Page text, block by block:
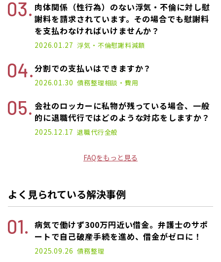
肉体関係（性行為）のない浮気・不倫に対し慰
謝料を請求されています。その場合でも慰謝料
を支払わなければいけませんか？
2026.01.27 浮気・不倫慰謝料減額
分割での支払いはできますか？
2026.01.30 債務整理相談・費用
会社のロッカーに私物が残っている場合、一般
的に退職代行ではどのような対応をしますか？
2025.12.17 退職代行全般
FAQをもっと見る
よく見られている解決事例
病気で働けず300万円近い借金。弁護士のサポ
ートで自己破産手続を進め、借金がゼロに！
2025.09.26 債務整理